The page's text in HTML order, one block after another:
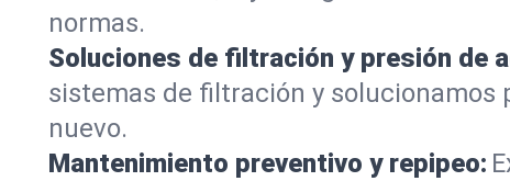
normas.
Soluciones de filtración y presión de
sistemas de filtración y solucionamos
nuevo.
Mantenimiento preventivo y repipeo: